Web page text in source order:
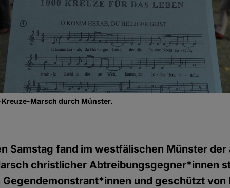
Marsch durch Münster.
Samstag fand im westfälischen Münster der
christlicher Abtreibungsgegner*innen
und geschützt von